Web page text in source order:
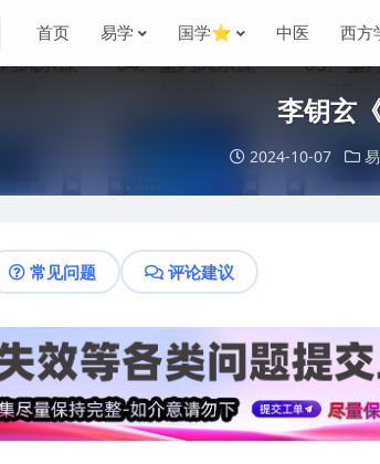
首页 易学 国学⭐ 中医 西方
李钥玄
2024-10-07
常见问题 评论建议